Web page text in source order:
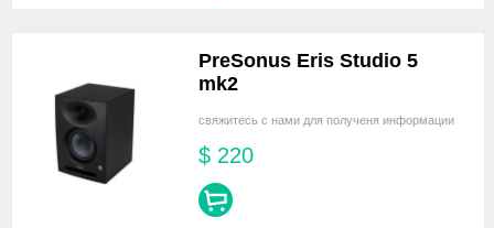
PreSonus Eris Studio 5
mk2
свяжитесь с нами для полученя информации
$ 220